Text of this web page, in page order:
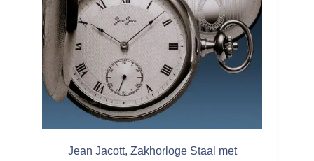
Jean Jacott, Zakhorloge Staal met